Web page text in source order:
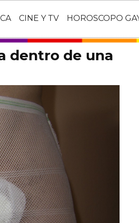
CINE Y TV HOROSCOPO
dentro de una